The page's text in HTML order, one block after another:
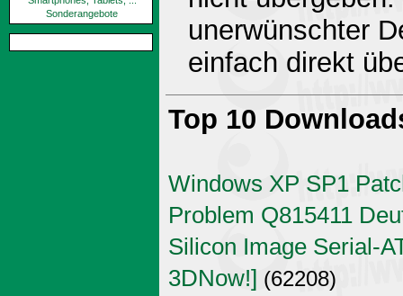
Sonderangebote
unerwünschter
einfach direkt
Top 10
Windows XP SP1
Problem Q815411
Silicon Image Serial-
3DNow!] (62208)